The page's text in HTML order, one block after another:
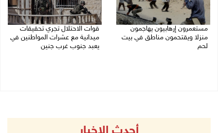
مستعمرون إرهابيون يهاجمون
منزلا ويقتحمون مناطق في بيت
لحم
قوات الاحتلال تجري تحقيقات
ميدانية مع عشرات المواطنين في
يعبد جنوب غرب جنين